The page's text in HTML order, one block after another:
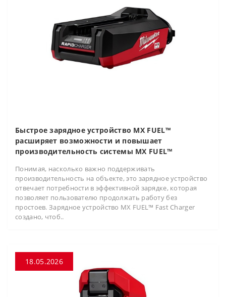
Быстрое зарядное устройство MX FUEL™
расширяет возможности и повышает
производительность системы MX FUEL™
Понимая, насколько важно поддерживать
производительность на объекте, это зарядное устройство
отвечает потребности в эффективной зарядке, которая
позволяет пользователю продолжать работу без
простоев. Зарядное устройство MX FUEL™ Fast Charger
создано, чтоб..
18.05.2026